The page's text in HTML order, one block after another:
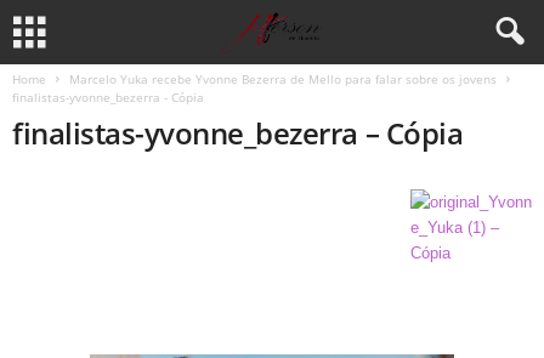
Home
Marcelo Yuka recebe Yvonne Bezerra de Mello para falar sobre os jovens
finalistas-yvonne_bezerra - Cópia
finalistas-yvonne_bezerra – Cópia